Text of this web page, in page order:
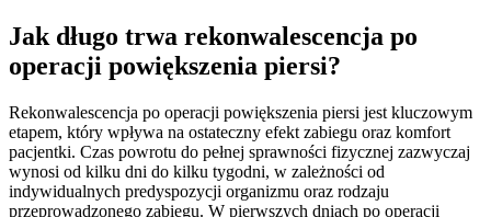
Jak długo trwa rekonwalescencja po
operacji powiększenia piersi?
Rekonwalescencja po operacji powiększenia piersi jest kluczowym
etapem, który wpływa na ostateczny efekt zabiegu oraz komfort
pacjentki. Czas powrotu do pełnej sprawności fizycznej zazwyczaj
wynosi od kilku dni do kilku tygodni, w zależności od
indywidualnych predyspozycji organizmu oraz rodzaju
przeprowadzonego zabiegu. W pierwszych dniach po operacji